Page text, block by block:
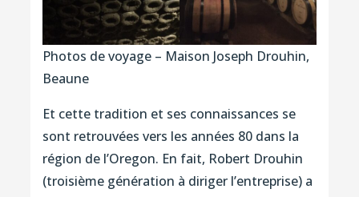
Photos de voyage – Maison Joseph Drouhin,
Beaune
Et cette tradition et ses connaissances se
sont retrouvées vers les années 80 dans la
région de l’Oregon. En fait, Robert Drouhin
(troisième génération à diriger l’entreprise) a